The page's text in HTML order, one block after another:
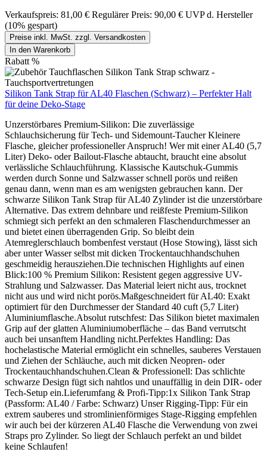
Verkaufspreis: 81,00 € Regulärer Preis: 90,00 € UVP d. Hersteller
(10% gespart)
Preise inkl. MwSt. zzgl. Versandkosten
In den Warenkorb
Rabatt %
Silikon Tank Strap für AL40 Flaschen (Schwarz) – Perfekter Halt
für deine Deko-Stage
Unzerstörbares Premium-Silikon: Die zuverlässige
Schlauchsicherung für Tech- und Sidemount-Taucher Kleinere
Flasche, gleicher professioneller Anspruch! Wer mit einer AL40 (5,7
Liter) Deko- oder Bailout-Flasche abtaucht, braucht eine absolut
verlässliche Schlauchführung. Klassische Kautschuk-Gummis
werden durch Sonne und Salzwasser schnell porös und reißen
genau dann, wenn man es am wenigsten gebrauchen kann. Der
schwarze Silikon Tank Strap für AL40 Zylinder ist die unzerstörbare
Alternative. Das extrem dehnbare und reißfeste Premium-Silikon
schmiegt sich perfekt an den schmaleren Flaschendurchmesser an
und bietet einen überragenden Grip. So bleibt dein
Atemreglerschlauch bombenfest verstaut (Hose Stowing), lässt sich
aber unter Wasser selbst mit dicken Trockentauchhandschuhen
geschmeidig herausziehen.Die technischen Highlights auf einen
Blick:100 % Premium Silikon: Resistent gegen aggressive UV-
Strahlung und Salzwasser. Das Material leiert nicht aus, trocknet
nicht aus und wird nicht porös.Maßgeschneidert für AL40: Exakt
optimiert für den Durchmesser der Standard 40 cuft (5,7 Liter)
Aluminiumflasche.Absolut rutschfest: Das Silikon bietet maximalen
Grip auf der glatten Aluminiumoberfläche – das Band verrutscht
auch bei unsanftem Handling nicht.Perfektes Handling: Das
hochelastische Material ermöglicht ein schnelles, sauberes Verstauen
und Ziehen der Schläuche, auch mit dicken Neopren- oder
Trockentauchhandschuhen.Clean & Professionell: Das schlichte
schwarze Design fügt sich nahtlos und unauffällig in dein DIR- oder
Tech-Setup ein.Lieferumfang & Profi-Tipp:1x Silikon Tank Strap
(Passform: AL40 / Farbe: Schwarz) Unser Rigging-Tipp: Für ein
extrem sauberes und stromlinienförmiges Stage-Rigging empfehlen
wir auch bei der kürzeren AL40 Flasche die Verwendung von zwei
Straps pro Zylinder. So liegt der Schlauch perfekt an und bildet
keine Schlaufen!